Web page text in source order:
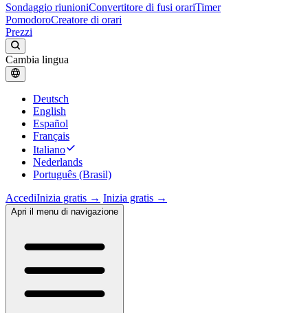
Sondaggio riunioniConvertitore di fusi orariTimer
PomodoroCreatore di orari
Prezzi
Cambia lingua
Deutsch
English
Español
Français
Italiano
Nederlands
Português (Brasil)
AccediInizia gratis → Inizia gratis →
Apri il menu di navigazione